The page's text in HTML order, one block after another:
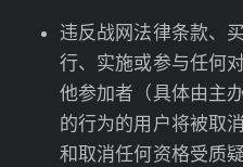
违反战网法律条款、
行、实施或参与任何
他参加者（具体由主
的行为的用户将被取
和取消任何资格受质